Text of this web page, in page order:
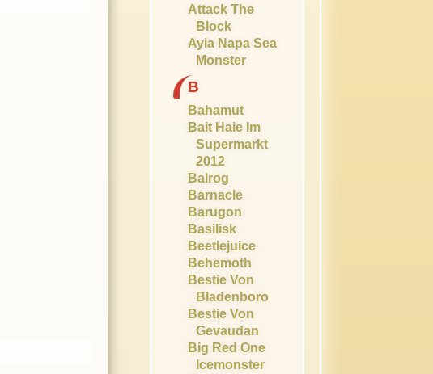
Attack The
Block
Ayia Napa Sea
Monster
B
Bahamut
Bait Haie Im
Supermarkt
2012
Balrog
Barnacle
Barugon
Basilisk
Beetlejuice
Behemoth
Bestie Von
Bladenboro
Bestie Von
Gevaudan
Big Red One
Icemonster